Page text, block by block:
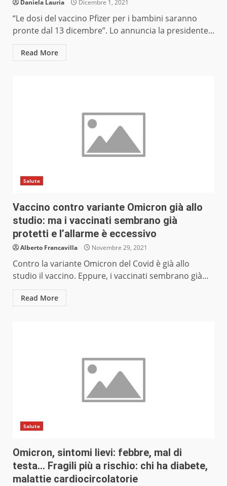
Daniela Lauria Dicembre 1, 2021
“Le dosi del vaccino Pfizer per i bambini saranno
pronte dal 13 dicembre”. Lo annuncia la presidente...
Read More
Salute
Vaccino contro variante Omicron già allo
studio: ma i vaccinati sembrano già
protetti e l’allarme è eccessivo
Alberto Francavilla Novembre 29, 2021
Contro la variante Omicron del Covid è già allo
studio il vaccino. Eppure, i vaccinati sembrano già...
Read More
Salute
Omicron, sintomi lievi: febbre, mal di
testa… Fragili più a rischio: chi ha diabete,
malattie cardiocircolatorie